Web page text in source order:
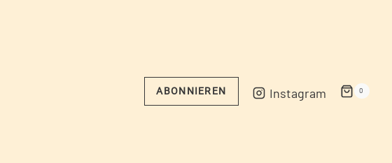
ABONNIEREN Instagram 0